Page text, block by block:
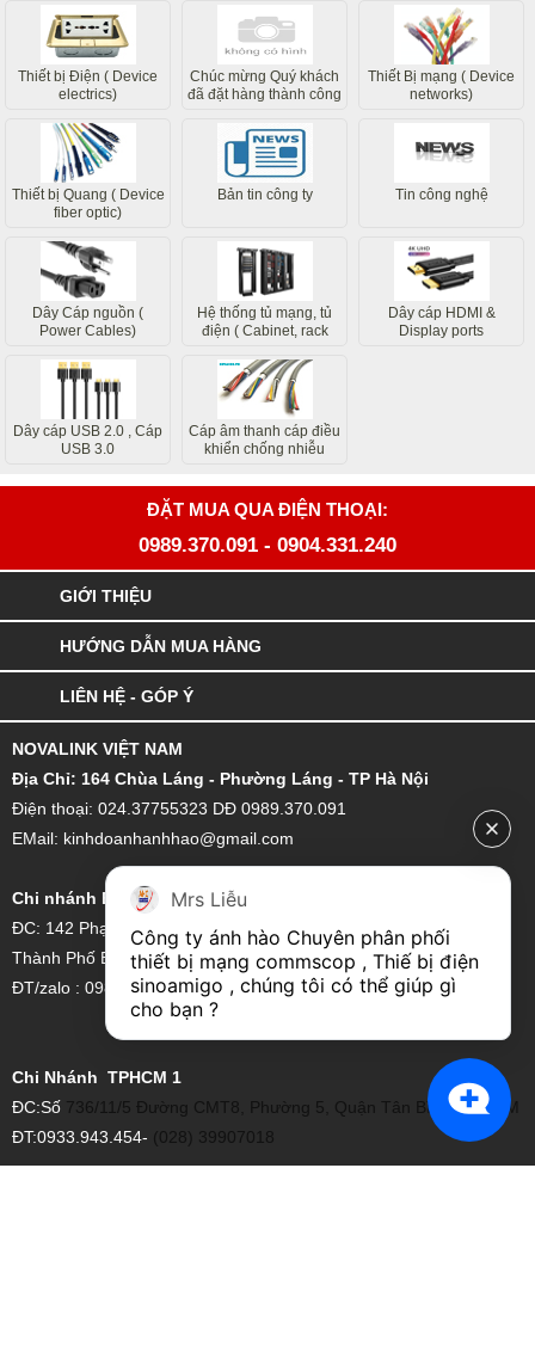
Thiết bị Điện ( Device
electrics)
Chúc mừng Quý khách
đã đặt hàng thành công
của chúng tôi sẽ liên hệ
sớm nhất
Thiết Bị mạng ( Device
networks)
Thiết bị Quang ( Device
fiber optic)
Bản tin công ty Tin công nghệ
Dây Cáp nguồn (
Power Cables)
Hệ thống tủ mạng, tủ
điện ( Cabinet, rack
Dây cáp HDMI &
Display ports
Dây cáp USB 2.0 , Cáp
USB 3.0
Cáp âm thanh cáp điều
khiển chống nhiễu
ĐẶT MUA QUA ĐIỆN THOẠI:
0989.370.091 - 0904.331.240
GIỚI THIỆU
HƯỚNG DẪN MUA HÀNG
LIÊN HỆ - GÓP Ý
NOVALINK VIỆT NAM
Địa Chỉ: 164 Chùa Láng - Phường Láng - TP Hà Nội
Điện thoại: 024.37755323 DĐ 0989.370.091
EMail: kinhdoanhanhhao@gmail.com
Chi nhánh Bình Dương
ĐC: 142 Phạm Ngọc Thạch, Phường Hiệp Thành, Thủ dầu 1,
Thành Phố Bình Dương
ĐT/zalo : 0981022898
Chi Nhánh TPHCM 1
ĐC:Số 736/11/5 Đường CMT8, Phường 5, Quận Tân Bình, TPHCM
ĐT:0933.943.454- (028) 39907018
Mrs Liễu
Công ty ánh hào Chuyên phân phối
thiết bị mạng commscop , Thiế bị điện
sinoamigo , chúng tôi có thể giúp gì
cho bạn ?